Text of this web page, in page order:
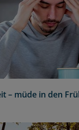
– müde in den